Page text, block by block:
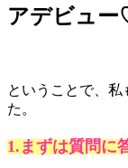
アデビュ
ということで、
た。
1.まずは質問に